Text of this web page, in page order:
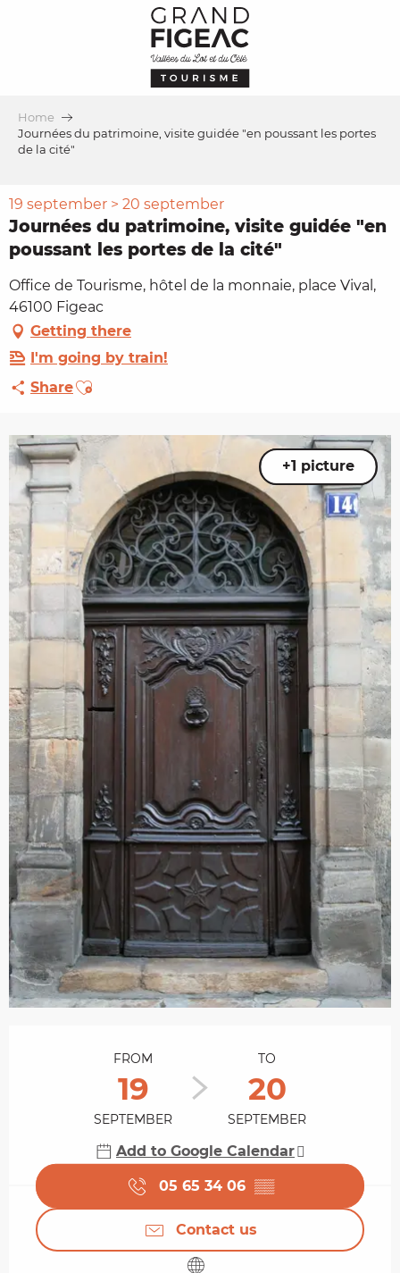
Home
Journées du patrimoine, visite guidée "en poussant les portes
de la cité"
19 september > 20 september
Journées du patrimoine, visite guidée "en
poussant les portes de la cité"
Office de Tourisme, hôtel de la monnaie, place Vival,
46100 Figeac
Getting there
I'm going by train!
ShareAjouter aux favoris
+1 picture
FROM
19
SEPTEMBER
TO
20
SEPTEMBER
Add to Google Calendar
05 65 34 06 ▒▒
Contact us